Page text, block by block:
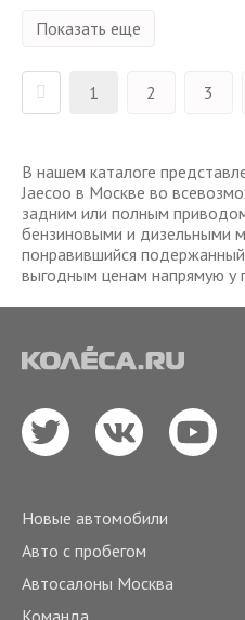
Показать еще
1 2 3
В нашем каталоге
Jaecoo в Москве во
задним или полным
бензиновыми и дизельными
понравившийся
выгодным ценам напрямую у
Новые автомобили
Авто с пробегом
Автосалоны Москва